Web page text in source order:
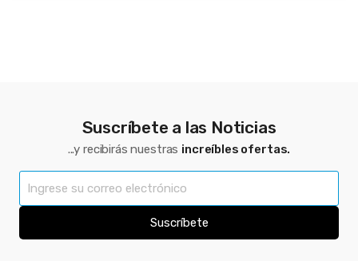
Suscríbete a las Noticias
...y recibirás nuestras increíbles ofertas.
Suscríbete